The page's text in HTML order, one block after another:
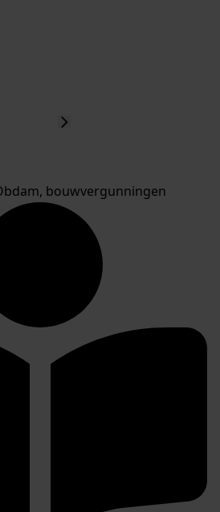
bouwvergunningen